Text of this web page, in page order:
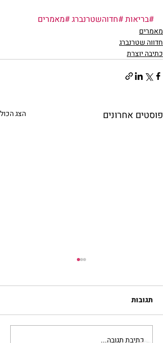
#בריאות#חדוהשטרנברג#מאמרים
מאמרים
חדווה שטרנברג
כתיבה יוצרת
פוסטים אחרונים הצג הכול
תגובות
כתיבת תגובה...